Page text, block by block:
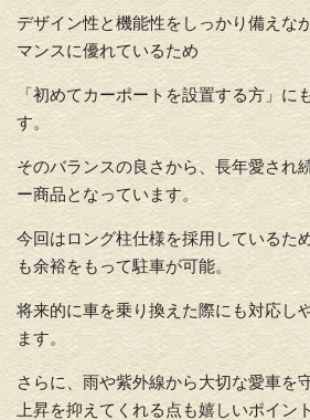
デザイン性と機能性をしっかり備えなが
マンスに優れているため
「初めてカーポートを設置する方」に
す。
そのバランスの良さから、 長年愛され
ー商品となっています。
今回はロング柱仕様を採用しているた
も余裕をもって駐車が可能。
将来的に車を乗り換えた際にも対応し
ます。
さらに、雨や紫外線から大切な愛車を
上昇を抑えてくれる点も嬉しいポイン